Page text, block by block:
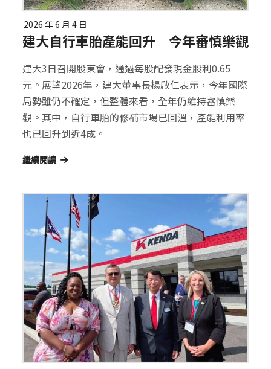
2026 年 6 月 4 日
建大自行車胎產能回升 今年審慎樂觀
建大3日召開股東會，通過每股配發現金股利0.65
元。展望2026年，建大董事長楊啟仁表示，今年國際
局勢雖仍不確定，但整體來看，全年仍維持審慎樂
觀。其中，自行車胎的修補市場已回溫，產能利用率
也已回升到近4成。
繼續閱讀